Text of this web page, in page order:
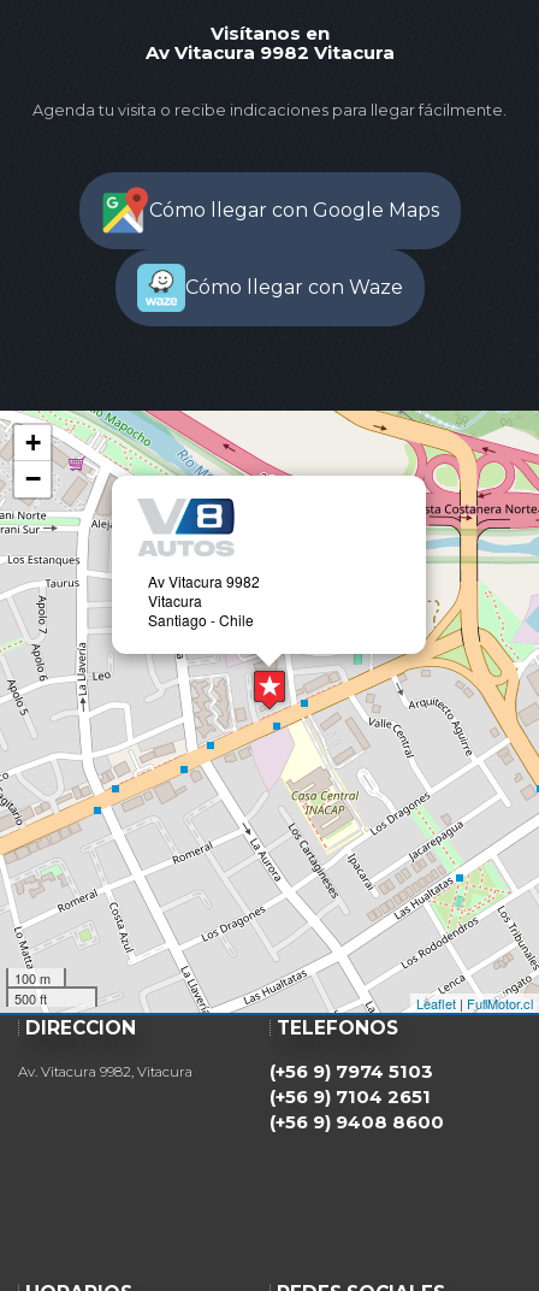
Visítanos en
Av Vitacura 9982 Vitacura
Agenda tu visita o recibe indicaciones para llegar fácilmente.
Cómo llegar con Google Maps
Cómo llegar con Waze
Av Vitacura 9982
Vitacura
Santiago - Chile
+
−
100 m
500 ft
Leaflet | FullMotor.cl
DIRECCIÓN
Av. Vitacura 9982, Vitacura
TELÉFONOS
(+56 9) 7974 5103
(+56 9) 7104 2651
(+56 9) 9408 8600